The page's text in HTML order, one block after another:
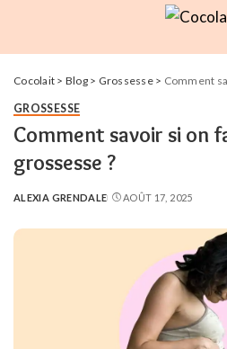
Cocolait > Blog> Grossesse> Comment
GROSSESSE
Comment savoir si on
grossesse ?
POSTED
ALEXIA GRENDALE AOÛT 17, 2025